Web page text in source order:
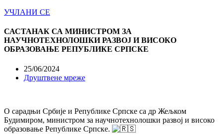
УЧЛАНИ СЕ
САСТАНАК СА МИНИСТРОМ ЗА
НАУЧНОТЕХНОЛОШКИ РАЗВОЈ И ВИСОКО
ОБРАЗОВАЊЕ РЕПУБЛИКЕ СРПСКЕ
25/06/2024
Друштвене мреже
О сарадњи Србије и Републике Српске са др Жељком
Будимиром, министром за научнотехнолошки развој и високо
образовање Републике Српске.